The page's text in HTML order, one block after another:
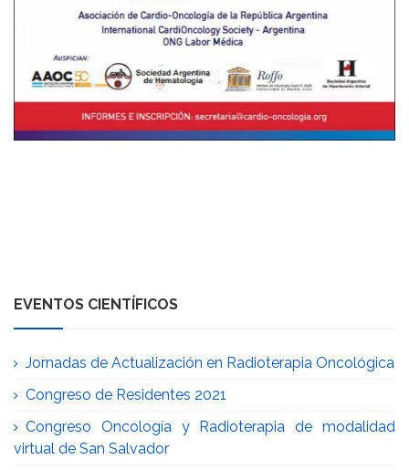
EVENTOS CIENTÍFICOS
Jornadas de Actualización en Radioterapia Oncológica
Congreso de Residentes 2021
Congreso Oncología y Radioterapia de modalidad
virtual de San Salvador